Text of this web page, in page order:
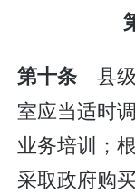
第十条 县
室应当适时
业务培训；
采取政府购